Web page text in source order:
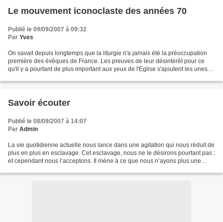
Le mouvement iconoclaste des années 70
Publié le 09/09/2007 à 09:32
Par Yves
On savait depuis longtemps que la liturgie n'a jamais été la préoccupation
première des évêques de France. Les preuves de leur désintérêt pour ce
qu'il y a pourtant de plus important aux yeux de l'Eglise s'ajoutent les unes
Savoir écouter
Publié le 08/09/2007 à 14:07
Par Admin
La vie quotidienne actuelle nous lance dans une agitation qui nous réduit de
plus en plus en esclavage. Cet esclavage, nous ne le désirons pourtant pas ;
et cependant nous l’acceptons. Il mène à ce que nous n’ayons plus une